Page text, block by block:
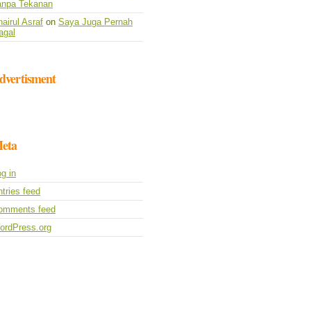
Tekanan
Asraf on Saya Juga Pernah
in
feed
feed